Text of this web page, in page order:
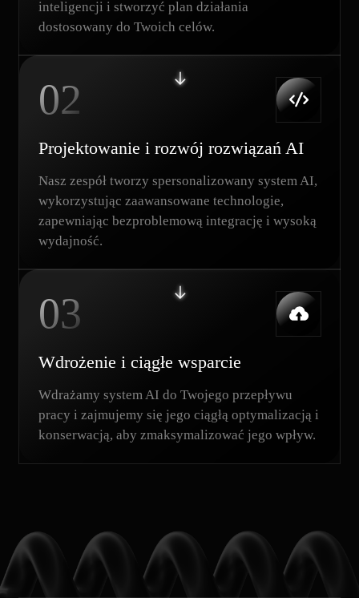
inteligencji i stworzyć plan działania
dostosowany do Twoich celów.
02
Projektowanie i rozwój rozwiązań AI
Nasz zespół tworzy spersonalizowany system AI,
wykorzystując zaawansowane technologie,
zapewniając bezproblemową integrację i wysoką
wydajność.
03
Wdrożenie i ciągłe wsparcie
Wdrażamy system AI do Twojego przepływu
pracy i zajmujemy się jego ciągłą optymalizacją i
konserwacją, aby zmaksymalizować jego wpływ.